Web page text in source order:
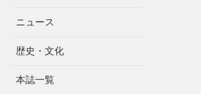
ニュース
歴史・文化
本誌一覧